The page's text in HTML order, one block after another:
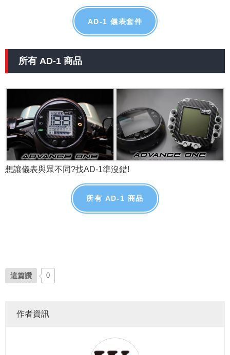
AD-1 儀表套件
所有 AD-1 商品
想讓儀表與眾不同?找AD-1準沒錯!
所有 AD-1 商品
這篇讚 0
作者資訊